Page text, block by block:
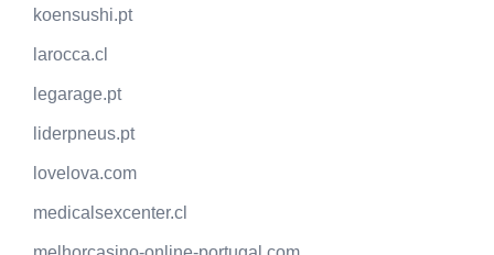
koensushi.pt
larocca.cl
legarage.pt
liderpneus.pt
lovelova.com
medicalsexcenter.cl